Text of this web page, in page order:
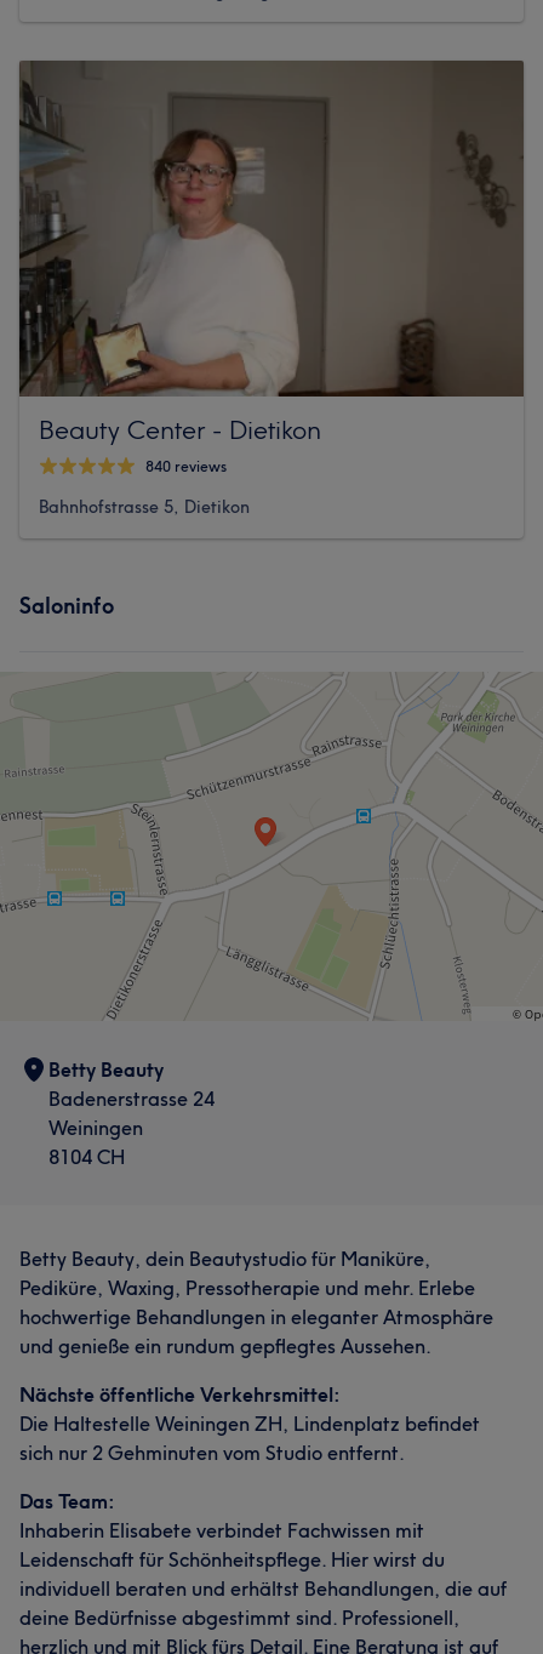
Beauty Center - Dietikon
840 reviews
Bahnhofstrasse 5, Dietikon
Saloninfo
Betty Beauty
Badenerstrasse 24
Weiningen
8104 CH
Betty Beauty, dein Beautystudio für Maniküre,
Pediküre, Waxing, Pressotherapie und mehr. Erlebe
hochwertige Behandlungen in eleganter Atmosphäre
und genieße ein rundum gepflegtes Aussehen.
Nächste öffentliche Verkehrsmittel:
Die Haltestelle Weiningen ZH, Lindenplatz befindet
sich nur 2 Gehminuten vom Studio entfernt.
Das Team:
Inhaberin Elisabete verbindet Fachwissen mit
Leidenschaft für Schönheitspflege. Hier wirst du
individuell beraten und erhältst Behandlungen, die auf
deine Bedürfnisse abgestimmt sind. Professionell,
herzlich und mit Blick fürs Detail. Eine Beratung ist auf